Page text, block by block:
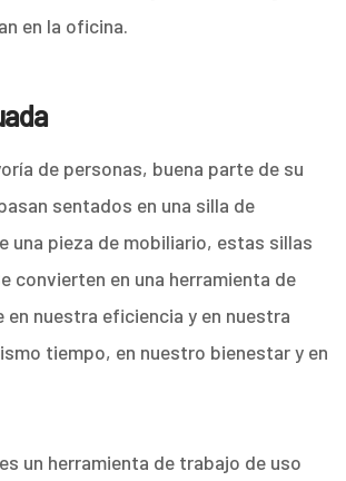
en la oficina.
de personas, buena parte de su
sentados en una silla de
una pieza de mobiliario, estas sillas
convierten en una herramienta de
en nuestra eficiencia y en nuestra
tiempo, en nuestro bienestar y en
un herramienta de trabajo de uso